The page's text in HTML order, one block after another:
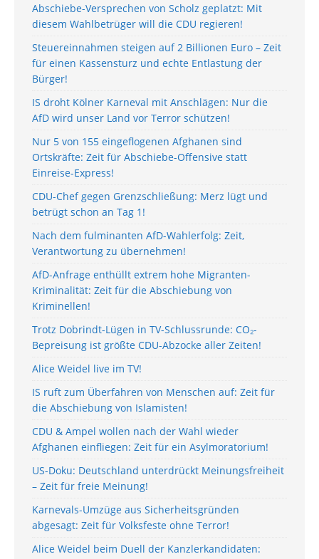
Abschiebe-Versprechen von Scholz geplatzt: Mit
diesem Wahlbetrüger will die CDU regieren!
Steuereinnahmen steigen auf 2 Billionen Euro – Zeit
für einen Kassensturz und echte Entlastung der
Bürger!
IS droht Kölner Karneval mit Anschlägen: Nur die
AfD wird unser Land vor Terror schützen!
Nur 5 von 155 eingeflogenen Afghanen sind
Ortskräfte: Zeit für Abschiebe-Offensive statt
Einreise-Express!
CDU-Chef gegen Grenzschließung: Merz lügt und
betrügt schon an Tag 1!
Nach dem fulminanten AfD-Wahlerfolg: Zeit,
Verantwortung zu übernehmen!
AfD-Anfrage enthüllt extrem hohe Migranten-
Kriminalität: Zeit für die Abschiebung von
Kriminellen!
Trotz Dobrindt-Lügen in TV-Schlussrunde: CO₂-
Bepreisung ist größte CDU-Abzocke aller Zeiten!
Alice Weidel live im TV!
IS ruft zum Überfahren von Menschen auf: Zeit für
die Abschiebung von Islamisten!
CDU & Ampel wollen nach der Wahl wieder
Afghanen einfliegen: Zeit für ein Asylmoratorium!
US-Doku: Deutschland unterdrückt Meinungsfreiheit
– Zeit für freie Meinung!
Karnevals-Umzüge aus Sicherheitsgründen
abgesagt: Zeit für Volksfeste ohne Terror!
Alice Weidel beim Duell der Kanzlerkandidaten: